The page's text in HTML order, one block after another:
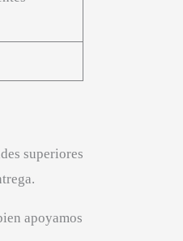
superiores
apoyamos